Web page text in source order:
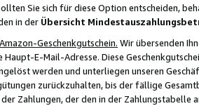
Sie sich für diese Option entscheiden,
in der Übersicht
Geschenkgutschein. Wir übersenden
E-Mail-Adresse. Diese
werden und unterliegen unseren
zurückzuhalten, bis der fällige
der Zahlungen, der den in der